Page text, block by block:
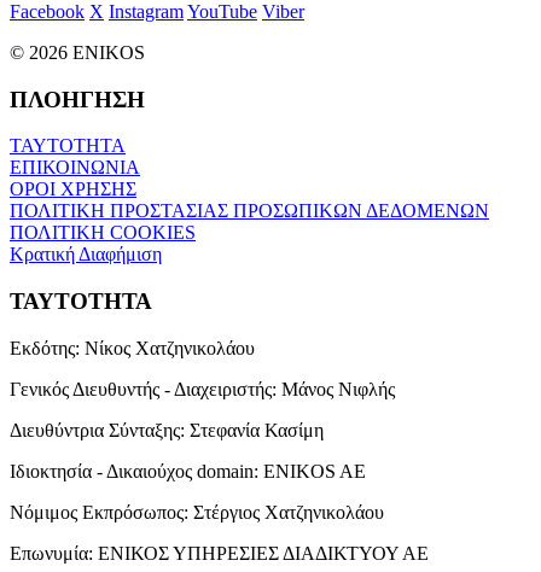
Facebook X InstagramYouTube Viber
© 2026 ENIKOS
ΠΛΟΗΓΗΣΗ
ΤΑΥΤΟΤΗΤΑ
ΕΠΙΚΟΙΝΩΝΙΑ
ΟΡΟΙ ΧΡΗΣΗΣ
ΠΟΛΙΤΙΚΗ ΠΡΟΣΤΑΣΙΑΣ ΠΡΟΣΩΠΙΚΩΝ ΔΕΔΟΜΕΝΩΝ
ΠΟΛΙΤΙΚΗ COOKIES
Κρατική Διαφήμιση
ΤΑΥΤΟΤΗΤΑ
Εκδότης: Νίκος Χατζηνικολάου
Γενικός Διευθυντής - Διαχειριστής: Μάνος Νιφλής
Διευθύντρια Σύνταξης: Στεφανία Κασίμη
Ιδιοκτησία - Δικαιούχος domain: ENIKOS AE
Νόμιμος Εκπρόσωπος: Στέργιος Χατζηνικολάου
Επωνυμία: ΕΝΙΚΟΣ ΥΠΗΡΕΣΙΕΣ ΔΙΑΔΙΚΤΥΟΥ ΑΕ